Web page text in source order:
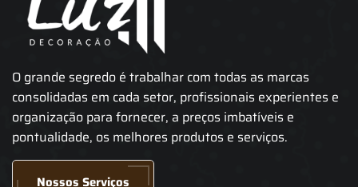
O grande segredo é trabalhar com todas as marcas
consolidadas em cada setor, profissionais experientes e
organização para fornecer, a preços imbatíveis e
pontualidade, os melhores produtos e serviços.
Nossos Serviços